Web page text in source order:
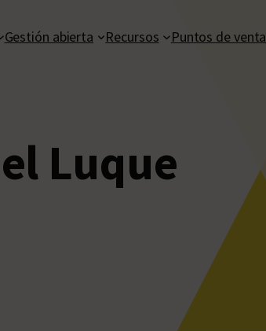
Gestión abierta Recursos Puntos de venta
Luque